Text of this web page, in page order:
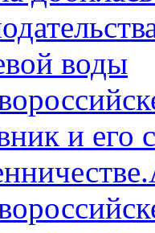
воды
и его